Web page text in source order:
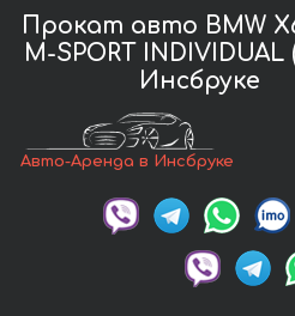
Прокат авто BMW
M-SPORT INDIVIDUAL
Инсбруке
Авто-Аренда в Инсбруке